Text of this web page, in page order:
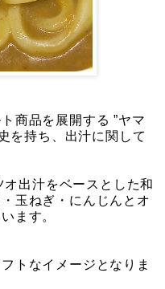
商品を展開する ”ヤマ
を持ち、出汁に関して
オ出汁をベースとした和
玉ねぎ・にんじんとオ
ます。
トなイメージとなりま